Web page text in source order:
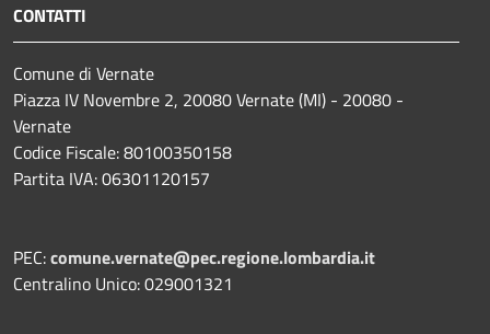
CONTATTI
Comune di Vernate
Piazza IV Novembre 2, 20080 Vernate (MI) - 20080 -
Vernate
Codice Fiscale: 80100350158
Partita IVA: 06301120157
PEC:comune.vernate@pec.regione.lombardia.it
Centralino Unico: 029001321